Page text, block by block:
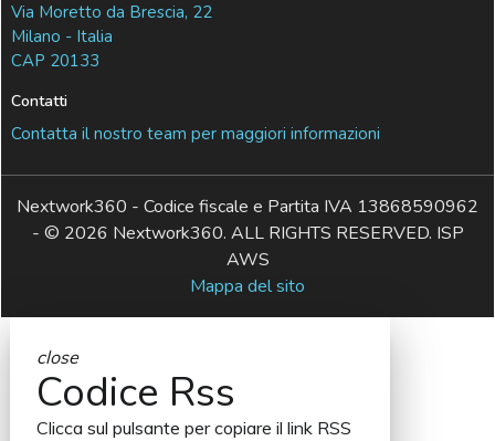
Via Moretto da Brescia, 22
Milano - Italia
CAP 20133
Contatti
Contatta il nostro team per maggiori informazioni
Nextwork360 - Codice fiscale e Partita IVA 13868590962
- © 2026 Nextwork360. ALL RIGHTS RESERVED. ISP
AWS
Mappa del sito
close
Codice Rss
Clicca sul pulsante per copiare il link RSS